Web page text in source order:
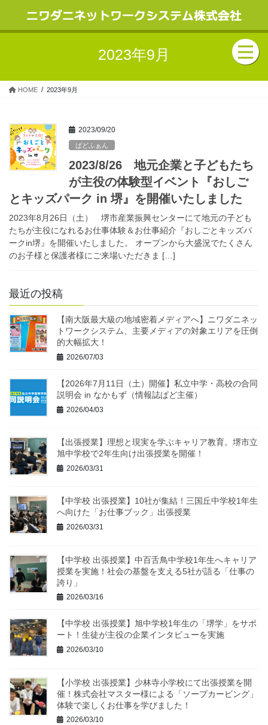
2023年9月
HOME 2023年9月
2023/09/20
ぱどふぁん
2023/8/26 地元企業と子どもたち
が主役の体験型イベント『おしご
とキッズパーク in 堺』を開催いたしました
2023年8月26日（土） 堺市産業振興センターにて地元の子ども
たちが主役になれるお仕事体験＆お仕事紹介『おしごとキッズパ
ークin堺』を開催いたしました。 オープンから大盛況でたくさん
のお子様と保護者様にご来場いただきま […]
最近の投稿
【南大阪最大級の地域密着メディアへ】ニワダニネッ
トワークシステム、主要メディアの対象エリアを圧倒
的大幅拡大！
2026/07/03
【2026年7月11日（土）開催】私立中学・高校の合同
説明会 in なかもず（情報誌ぱど主催）
2026/04/03
【出張授業】理想と現実を学ぶキャリア教育。堺市立
旭中学校で2年生向け出張授業を開催！
2026/03/31
【中学校 出張授業】10社が集結！三国丘中学校1年生
へ向けた「お仕事ブック」出張授業
2026/03/31
【中学校 出張授業】中百舌鳥中学校1年生へキャリア
授業を実施！社会の基盤を支える5社が語る「仕事の
誇り」
2026/03/16
【中学校 出張授業】旭中学校1年生の「堺学」をサポ
ート！生徒が主役の企業インタビューを実施
2026/03/10
【小学校 出張授業】少林寺小学校にて出張授業を開
催！株式会社マスター様による「ソープカービング」
体験で楽しくお仕事を学びました！
2026/03/10